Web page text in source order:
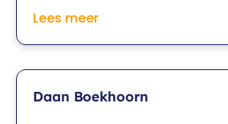
verbeteren. Dat doet hij onder
consumenten in de digitale wereld te
doorgronden en die inzichten online
voor profit- als non-
Lees meer
Daan Boekhoorn